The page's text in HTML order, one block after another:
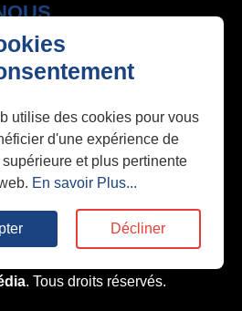
utilise des cookies pour vous
d'une expérience de
et plus pertinente
En savoir Plus...
Décliner
. Tous droits réservés.